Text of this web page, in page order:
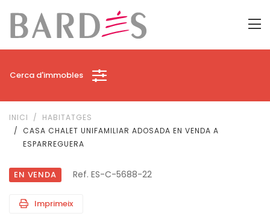
Cerca d'immobles
INICI
HABITATGES
CASA CHALET UNIFAMILIAR ADOSADA EN VENDA A
ESPARREGUERA
EN VENDA Ref. ES-C-5688-22
Imprimeix